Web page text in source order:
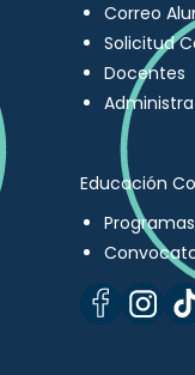
Correo
Solicitud
Docentes
Educación